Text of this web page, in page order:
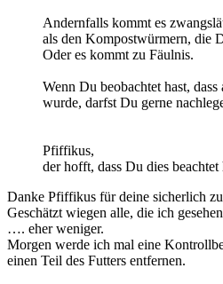
Andernfalls kommt es
als den Kompostwürmern, die
Oder es kommt zu Fäulnis.
Wenn Du beobachtet hast,
wurde, darfst Du gerne
Pfiffikus,
der hofft, dass Du dies beachtet
Danke Pfiffikus für deine sicherlich
Geschätzt wiegen alle, die ich
…. eher weniger.
Morgen werde ich mal eine
einen Teil des Futters entfernen.